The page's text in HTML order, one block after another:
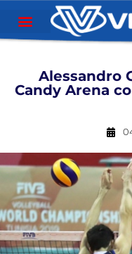
Alessandro
Candy Arena